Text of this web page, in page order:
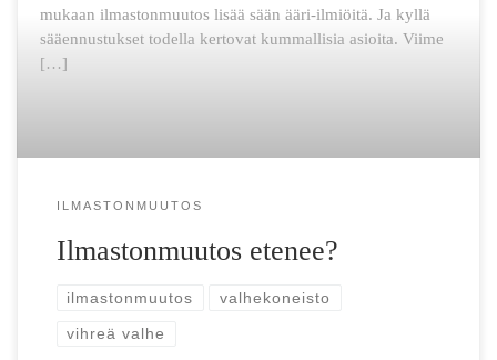
mukaan ilmastonmuutos lisää sään ääri-ilmiöitä. Ja kyllä
sääennustukset todella kertovat kummallisia asioita. Viime
[…]
ILMASTONMUUTOS
Ilmastonmuutos etenee?
ilmastonmuutos valhekoneisto
vihreä valhe